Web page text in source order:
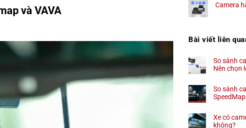
và VAVA Camera
Bài viết liên
So sánh
Nên chọn
So sánh
SpeedMap
Xe có
không?